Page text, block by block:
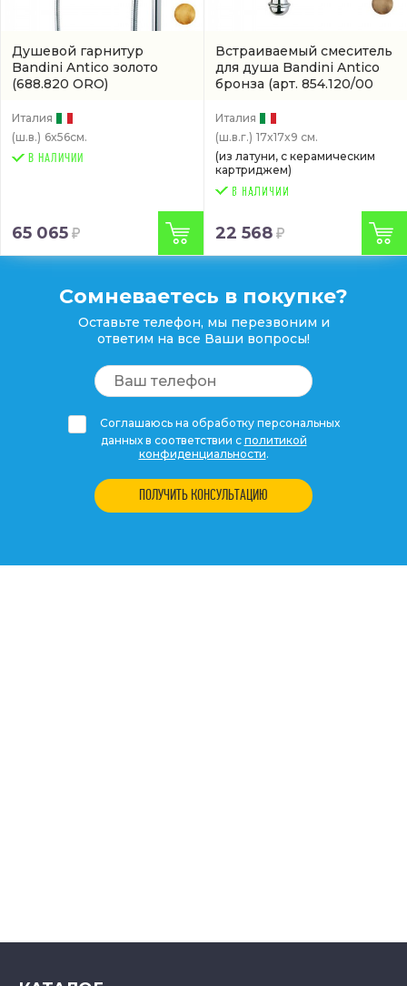
Душевой гарнитур
Bandini Antico золото
(688.820 ORO)
Италия
(ш.в.) 6x56см.
В НАЛИЧИИ
65 065
Встраиваемый смеситель
для душа Bandini Antico
бронза (арт. 854.120/00
Италия
(ш.в.г.) 17x17x9 см.
(из латуни, с керамическим
картриджем)
22 568
Сомневаетесь в покупке?
Оставьте телефон, мы перезвоним и
ответим на все Ваши вопросы!
Соглашаюсь на обработку персональных
данных в соответствии с политикой
конфиденциальности.
ПОЛУЧИТЬ КОНСУЛЬТАЦИЮ